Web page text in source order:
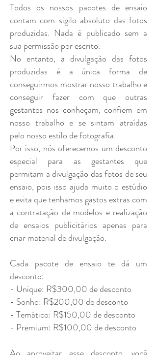
Todos os nossos pacotes de ensaio
contam com sigilo absoluto das fotos
produzidas. Nada é publicado sem a
sua permissão por escrito.
No entanto, a divulgação das fotos
produzidas é a única forma de
conseguirmos mostrar nosso trabalho e
conseguir fazer com que outras
gestantes nos conheçam, confiem em
nosso trabalho e se sintam atraídas
pelo nosso estilo de fotografia.
Por isso, nós oferecemos um desconto
especial para as gestantes que
permitam a divulgação das fotos de seu
ensaio, pois isso ajuda muito o estúdio
e evita que tenhamos gastos extras com
a contratação de modelos e realização
de ensaios publicitários apenas para
criar material de divulgação.
Cada pacote de ensaio te dá um
desconto:
- Unique: R$300,00 de desconto
- Sonho: R$200,00 de desconto
- Temático: R$150,00 de desconto
- Premium: R$100,00 de desconto